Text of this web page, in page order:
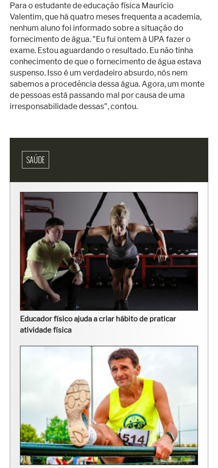
Para o estudante de educação física Maurício
Valentim, que há quatro meses frequenta a academia,
nenhum aluno foi informado sobre a situação do
fornecimento de água. "Eu fui ontem à UPA fazer o
exame. Estou aguardando o resultado. Eu não tinha
conhecimento de que o fornecimento de água estava
suspenso. Isso é um verdadeiro absurdo, nós nem
sabemos a procedência dessa água. Agora, um monte
de pessoas está passando mal por causa de uma
irresponsabilidade dessas", contou.
SAÚDE
Educador físico ajuda a criar hábito de praticar
atividade física